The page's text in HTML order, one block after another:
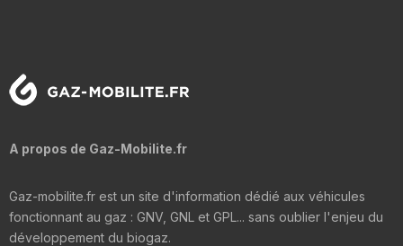
A propos de Gaz-Mobilite.fr
Gaz-mobilite.fr est un site d'information dédié aux véhicules
fonctionnant au gaz : GNV, GNL et GPL... sans oublier l'enjeu du
développement du biogaz.